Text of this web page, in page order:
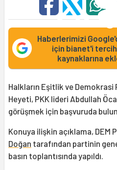
Haberlerimizi
için bianet'i
kaynaklarına
Halkların Eşitlik ve Demokrasi
Heyeti, PKK lideri Abdullah
görüşmek için başvuruda
Konuya ilişkin açıklama, DEM
Doğan tarafından partinin
basın toplantısında yapıldı.